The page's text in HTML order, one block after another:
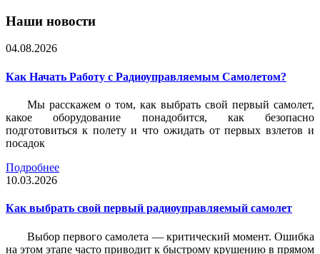
Наши новости
04.08.2026
Как Начать Работу с Радиоуправляемым Самолетом?
Мы расскажем о том, как выбрать свой первый самолет,
какое оборудование понадобится, как безопасно
подготовиться к полету и что ожидать от первых взлетов и
посадок
Подробнее
10.03.2026
Как выбрать свой первый радиоуправляемый самолет
Выбор первого самолета — критический момент. Ошибка
на этом этапе часто приводит к быстрому крушению в прямом